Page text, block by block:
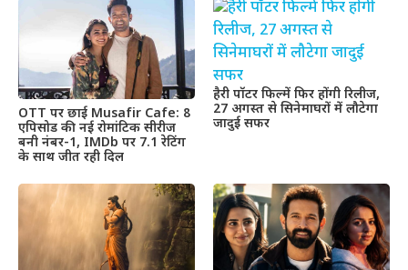
OTT पर छाई Musafir Cafe: 8
एपिसोड की नई रोमांटिक सीरीज
बनी नंबर-1, IMDb पर 7.1 रेटिंग
के साथ जीत रही दिल
हैरी पॉटर फिल्में फिर होंगी रिलीज,
27 अगस्त से सिनेमाघरों में लौटेगा
जादुई सफर